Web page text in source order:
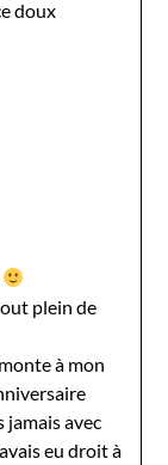
doux
plein de
à mon
jamais avec
eu droit à